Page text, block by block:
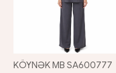
KÖYNƏK MB SA600777